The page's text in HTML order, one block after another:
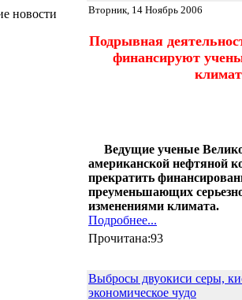
новости Вторник, 14 Ноябрь 2006
Подрывная
финансируют
Ведущие ученые
американской нефтяной
прекратить
преуменьшающих
изменениями климата.
Подробнее...
Прочитана:93
Выбросы двуокиси серы,
экономическое чудо